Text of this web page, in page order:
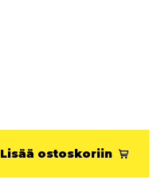
Lisää ostoskoriin